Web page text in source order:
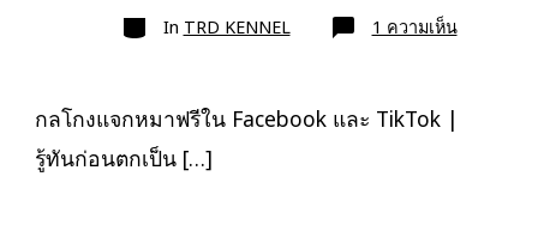
เรื่อง
หมวด
In TRD KENNEL 1 ความเห็นบน
กล
กลโกงแจกหมาฟรีใน Facebook และ TikTok |
รู้ทันก่อนตกเป็น […]